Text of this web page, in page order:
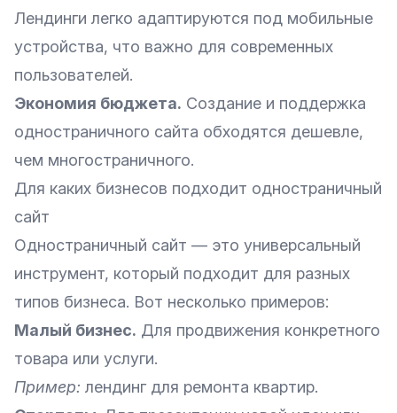
Лендинги легко адаптируются под мобильные
устройства, что важно для современных
пользователей.
Экономия бюджета. Создание и поддержка
одностраничного сайта обходятся дешевле,
чем многостраничного.
Для каких бизнесов подходит одностраничный
сайт
Одностраничный сайт — это универсальный
инструмент, который подходит для разных
типов бизнеса. Вот несколько примеров:
Малый бизнес. Для продвижения конкретного
товара или услуги.
Пример: лендинг для ремонта квартир.